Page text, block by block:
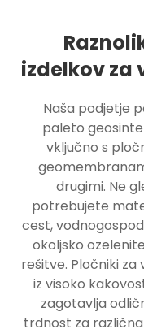
izdelkov za
Naša podjetje
paleto
vključno s
drugimi. Ne
potrebujete
cest,
okoljsko
rešitve. Pločniki za
iz visoko
zagotavlja
trdnost za